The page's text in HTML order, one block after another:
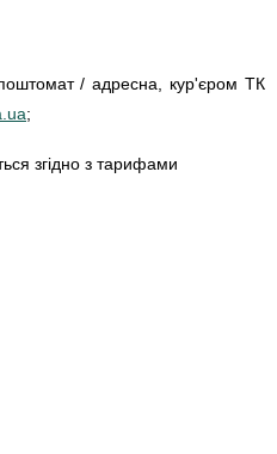
/ адресна, кур'єром ТК
;
згідно з тарифами